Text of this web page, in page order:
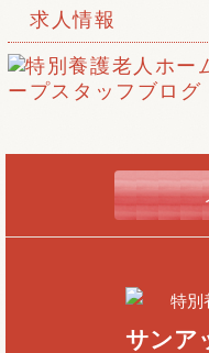
求人情報
特別
サンア